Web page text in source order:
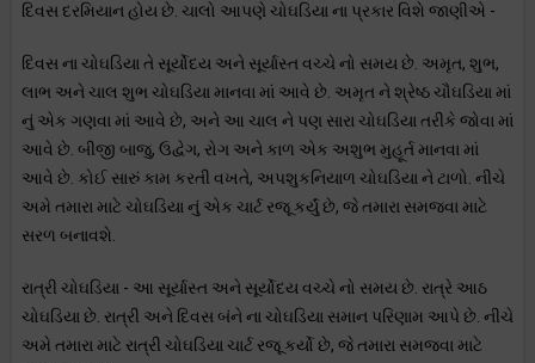
દિવસ દરમિયાન હોય છે. ચાલો આપણે ચોઘડિયા ના પ્રકાર વિશે જાણીએ -
દિવસ ના ચોઘડિયા તે સૂર્યોદય અને સૂર્યાસ્ત વચ્ચે નો સમય છે. અમૃત, શુભ,
લાભ અને ચાલ શુભ ચોઘડિયા માનવા માં આવે છે. અમૃત ને શ્રેષ્ઠ ચૌઘડિયા માં
નું એક ગણવા માં આવે છે, અને આ ચાલ ને પણ સારા ચોઘડિયા તરીકે જોવા માં
આવે છે. બીજી બાજુ, ઉદ્વેગ, રોગ અને કાળ એક અશુભ મુહૂર્ત માનવા માં
આવે છે. કોઈ સારું કામ કરતી વખતે, અપશુકનિયાળ ચોઘડિયા ને ટાળો. નીચે
અમે તમારા માટે ચોઘડિયા નું એક ચાર્ટ રજૂ કર્યું છે, જે તમારા સમજવા માટે
સરળ બનાવશે.
રાત્રી ચોઘડિયા - આ સૂર્યાસ્ત અને સૂર્યોદય વચ્ચે નો સમય છે. રાત્રે આઠ
ચોઘડિયા છે. રાત્રી અને દિવસ બંને ના ચોઘડિયા સમાન પરિણામ આપે છે. નીચે
અમે તમારા માટે રાત્રી ચોઘડિયા ચાર્ટ રજૂ કર્યો છે, જે તમારા સમજવા માટે